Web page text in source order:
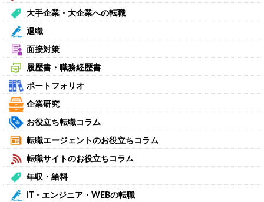
大手企業・大企業への転職
退職
面接対策
履歴書・職務経歴書
ポートフォリオ
企業研究
お役立ち転職コラム
転職エージェントのお役立ちコラム
転職サイトのお役立ちコラム
年収・給料
IT・エンジニア・WEBの転職